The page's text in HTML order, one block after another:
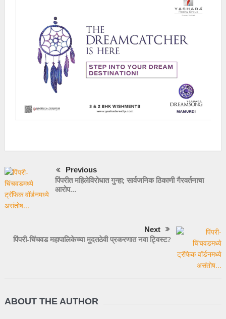
Previous
पिंपरीत महिलेविरोधात गुन्हा; सार्वजनिक ठिकाणी गैरवर्तनाचा
आरोप…
Next
पिंपरी-चिंचवड महापालिकेच्या मुदतठेवी प्रकरणात नवा ट्विस्ट?
ABOUT THE AUTHOR